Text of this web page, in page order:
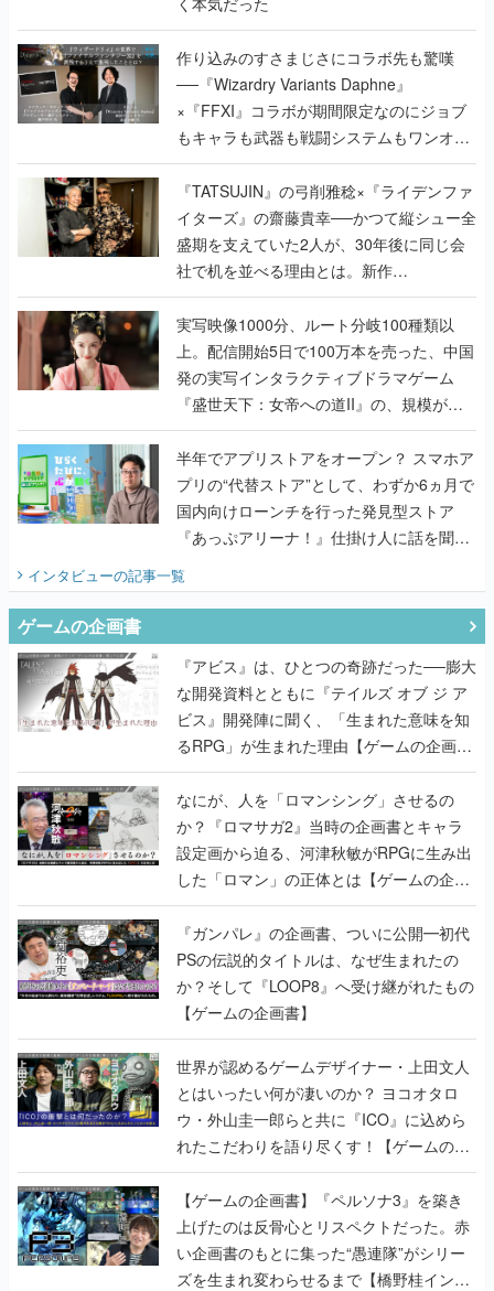
作り込みのすさまじさにコラボ先も驚嘆
──『Wizardry Variants Daphne』
×『FFXI』コラボが期間限定なのにジョブ
もキャラも武器も戦闘システムもワンオフ
で作り込まれた理由を両ディレクターに聞
く
『TATSUJIN』の弓削雅稔×『ライデンファ
イターズ』の齋藤貴幸──かつて縦シュー全
盛期を支えていた2人が、30年後に同じ会
社で机を並べる理由とは。新作
『TATSUJIN EXTREME』で初タッグを組
んだレジェンド2人に訊く開発秘話
実写映像1000分、ルート分岐100種類以
上。配信開始5日で100万本を売った、中国
発の実写インタラクティブドラマゲーム
『盛世天下：女帝への道II』の、規模が違
うこだわりをプロデューサーに聞いた
半年でアプリストアをオープン？ スマホア
プリの“代替ストア”として、わずか6ヵ月で
国内向けローンチを行った発見型ストア
『あっぷアリーナ！』仕掛け人に話を聞い
インタビューの記事一覧
ゲームの企画書
『アビス』は、ひとつの奇跡だった──膨大
な開発資料とともに『テイルズ オブ ジ ア
ビス』開発陣に聞く、「生まれた意味を知
るRPG」が生まれた理由【ゲームの企画
書】
なにが、人を「ロマンシング」させるの
か？『ロマサガ2』当時の企画書とキャラ
設定画から迫る、河津秋敏がRPGに生み出
した「ロマン」の正体とは【ゲームの企画
書】
『ガンパレ』の企画書、ついに公開━初代
PSの伝説的タイトルは、なぜ生まれたの
か？そして『LOOP8』へ受け継がれたもの
【ゲームの企画書】
世界が認めるゲームデザイナー・上田文人
とはいったい何が凄いのか？ ヨコオタロ
ウ・外山圭一郎らと共に『ICO』に込めら
れたこだわりを語り尽くす！【ゲームの企
画書】
【ゲームの企画書】『ペルソナ3』を築き
上げたのは反骨心とリスペクトだった。赤
い企画書のもとに集った“愚連隊”がシリー
ズを生まれ変わらせるまで【橋野桂インタ